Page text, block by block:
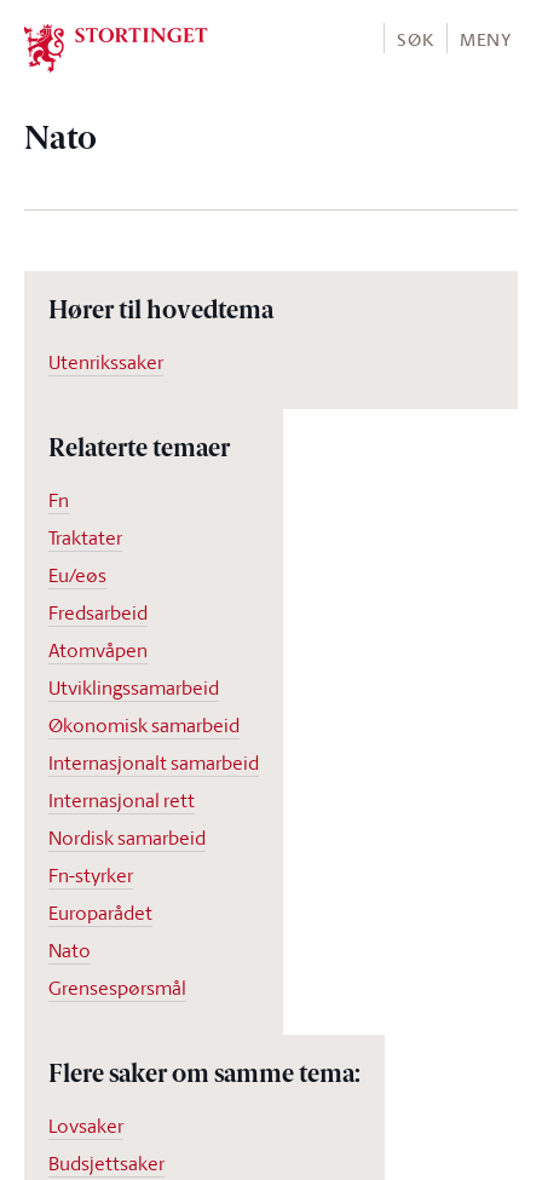
Stortinget.no
SØK MENY
Nato
Hører til hovedtema
Utenrikssaker
Relaterte temaer
Fn
Traktater
Eu/eøs
Fredsarbeid
Atomvåpen
Utviklingssamarbeid
Økonomisk samarbeid
Internasjonalt samarbeid
Internasjonal rett
Nordisk samarbeid
Fn-styrker
Europarådet
Nato
Grensespørsmål
Flere saker om samme tema:
Lovsaker
Budsjettsaker